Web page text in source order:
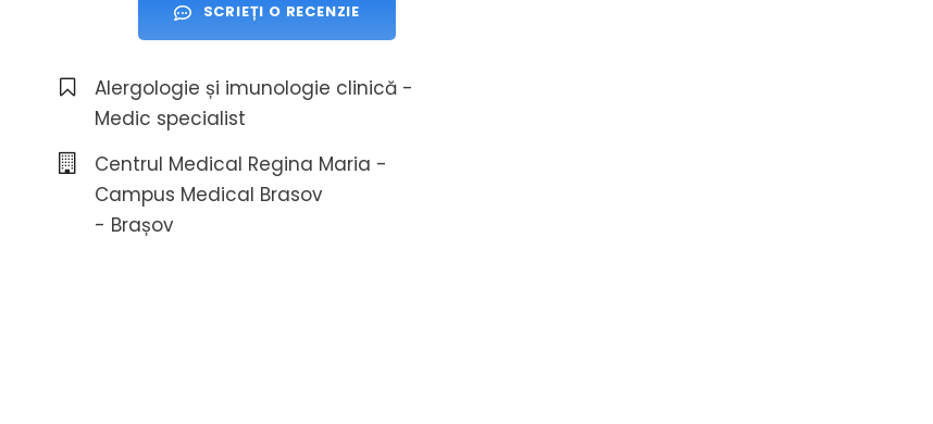
SCRIEȚI O RECENZIE
Alergologie și imunologie clinică -
Medic specialist
Centrul Medical Regina Maria -
Campus Medical Brasov
- Brașov